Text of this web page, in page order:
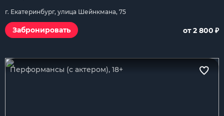
г. Екатеринбург, улица Шейнкмана, 75
Забронировать от 2 800 ₽
Перформансы (с актером), 18+